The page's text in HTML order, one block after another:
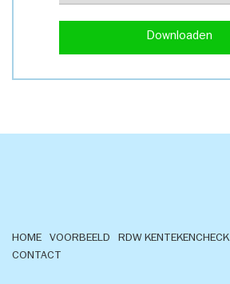
Downloaden
HOME VOORBEELD RDW KENTEKENCHECK
CONTACT